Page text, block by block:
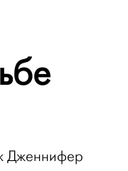
Дженнифер